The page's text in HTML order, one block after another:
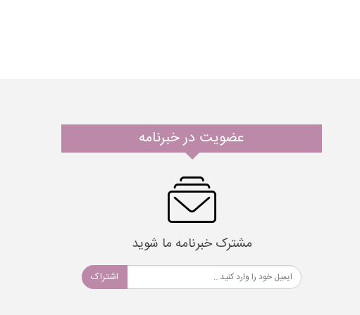
عضویت در خبرنامه
مشترک خبرنامه ما شوید
اشتراک